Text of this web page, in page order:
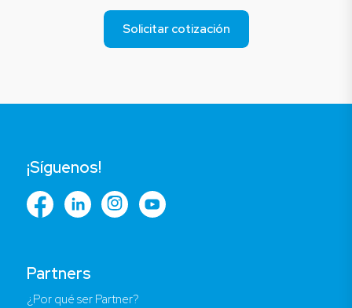
Solicitar cotización
Partners
¿Por qué ser Partner?
¡Síguenos!